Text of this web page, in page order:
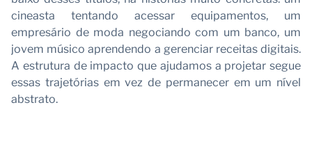
cineasta tentando acessar equipamentos, um
empresário de moda negociando com um banco, um
jovem músico aprendendo a gerenciar receitas digitais.
A estrutura de impacto que ajudamos a projetar segue
essas trajetórias em vez de permanecer em um nível
abstrato.